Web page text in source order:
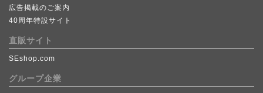
広告掲載のご案内
40周年特設サイト
直販サイト
SEshop.com
グループ企業